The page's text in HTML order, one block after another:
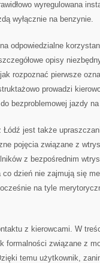
wyregulowana
wyłącznie na benzynie.
odpowiedzialne
opisy
rozpoznać pierwsze
prowadzi
bezproblemowej jazdy
jest także
pojęcia związane z
z bezpośrednim
co dzień nie zajmują się
na tyle
z kierowcami. W
formalności związane z
temu użytkownik,